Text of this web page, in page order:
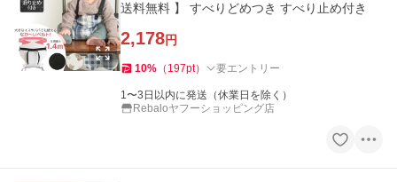
送料無料 】 すべりどめつき すべり止め付き
2,178円
10% （ 197pt） 要エントリー
1〜3日以内に発送（休業日を除く）
Rebaloヤフーショッピング店